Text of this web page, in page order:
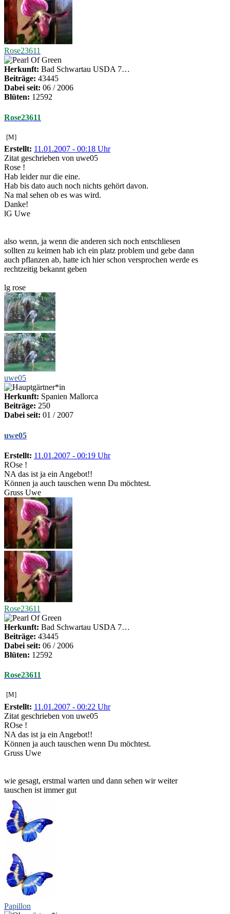
Rose23611
Herkunft: Bad Schwartau USDA 7…
Beiträge: 43445
Dabei seit: 06 / 2006
Blüten: 12592
Rose23611
[M]
Erstellt: 11.01.2007 - 00:18 Uhr
Zitat geschrieben von uwe05
Rose !
Hab leider nur die eine.
Hab bis dato auch noch nichts gehört davon.
Na mal sehen ob es was wird.
Danke!
lG Uwe
also wenn, ja wenn die anderen sich noch entschliesen
sollten zu keimen hab ich ein platz problem und gebe dann
auch pflanzen ab, hatte ich hier schon versprochen werde es
rechtzeitig bekannt geben
lg rose
uwe05
Herkunft: Spanien Mallorca
Beiträge: 250
Dabei seit: 01 / 2007
uwe05
Erstellt: 11.01.2007 - 00:19 Uhr
ROse !
NA das ist ja ein Angebot!!
Können ja auch tauschen wenn Du möchtest.
Gruss Uwe
Rose23611
Herkunft: Bad Schwartau USDA 7…
Beiträge: 43445
Dabei seit: 06 / 2006
Blüten: 12592
Rose23611
[M]
Erstellt: 11.01.2007 - 00:22 Uhr
Zitat geschrieben von uwe05
ROse !
NA das ist ja ein Angebot!!
Können ja auch tauschen wenn Du möchtest.
Gruss Uwe
wie gesagt, erstmal warten und dann sehen wir weiter
tauschen ist immer gut
Papillon